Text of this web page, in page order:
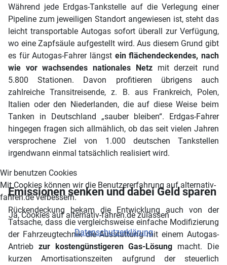
Während jede Erdgas-Tankstelle auf die Verlegung einer
Pipeline zum jeweiligen Standort angewiesen ist, steht das
leicht transportable Autogas sofort überall zur Verfügung,
wo eine Zapfsäule aufgestellt wird. Aus diesem Grund gibt
es für Autogas-Fahrer längst ein flächendeckendes, nach
wie vor wachsendes nationales Netzmit derzeit rund
5.800 Stationen. Davon profitieren übrigens auch
zahlreiche Transitreisende, z. B. aus Frankreich, Polen,
Italien oder den Niederlanden, die auf diese Weise beim
Tanken in Deutschland „sauber bleiben“. Erdgas-Fahrer
hingegen fragen sich allmählich, ob das seit vielen Jahren
versprochene Ziel von 1.000 deutschen Tankstellen
irgendwann einmal tatsächlich realisiert wird.
Emissionen senken und dabei Geld sparen
Rückendeckung bekam die Entwicklung auch von der
Tatsache, dass die vergleichsweise einfache Modifizierung
der Fahrzeugtechnik die Ausstattung mit einem Autogas-
Antrieb zur kostengünstigeren Gas-Lösung macht. Die
kurzen Amortisationszeiten aufgrund der steuerlich
Wir benutzen Cookies
Mit Cookies können wir die Benutzererfahrung auf alternativ-
fahren.de verbessern.
Ja, Cookies auf alternativ-fahren.de zulassen
Datenschutzerklärung